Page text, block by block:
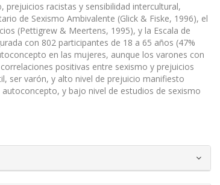
racistas y sensibilidad intercultural,
de Sexismo Ambivalente (Glick & Fiske, 1996), el
(Pettigrew & Meertens, 1995), y la Escala de
con 802 participantes de 18 a 65 años (47%
en las mujeres, aunque los varones con
positivas entre sexismo y prejuicios
ser varón, y alto nivel de prejuicio manifiesto
y bajo nivel de estudios de sexismo